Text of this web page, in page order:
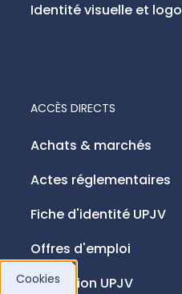
ACCÈS DIRECTS
Achats & marchés
Actes réglementaires
Fiche d'identité UPJV
Offres d'emploi
Fondation UPJV
Identité visuelle et logo
Cookies